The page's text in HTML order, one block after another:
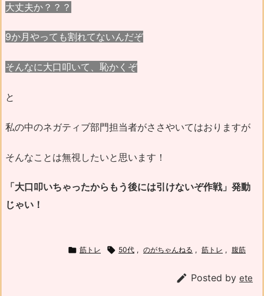
大丈夫か？？？
9か月やっても割れてないんだぞ
そんなに大口叩いて、恥かくぞ
と
私の中のネガティブ部門担当者がささやいてはおりますが
そんなことは無視したいと思います！
「大口叩いちゃったからもう後には引けないぞ作戦」発動
じゃい！
 筋トレ  50代 , のがちゃんねる , 筋トレ , 腹筋
 Posted by ete